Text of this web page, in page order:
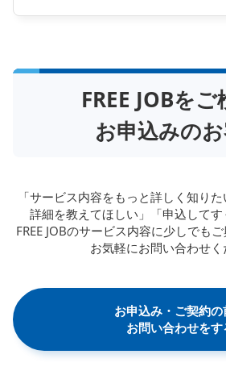
FREE JOBをご
お申込みの
「サービス内容をもっと詳しく知り
詳細を教えてほしい」「申込して
FREE JOBのサービス内容に少しでも
お気軽にお問い合わせく
お申込み・ご契約の
お問い合わせをす